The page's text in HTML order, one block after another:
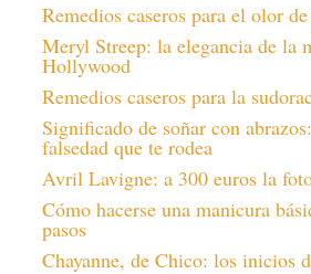
Remedios caseros para el olor
Meryl Streep: la elegancia de la
Hollywood
Remedios caseros para la
Significado de soñar con
falsedad que te rodea
Avril Lavigne: a 300 euros la
Cómo hacerse una manicura
pasos
Chayanne, de Chico: los inicios